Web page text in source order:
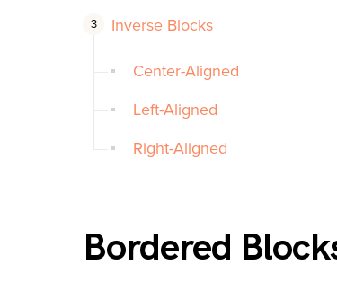
Inverse Blocks
Center-Aligned
Left-Aligned
Right-Aligned
Bordered